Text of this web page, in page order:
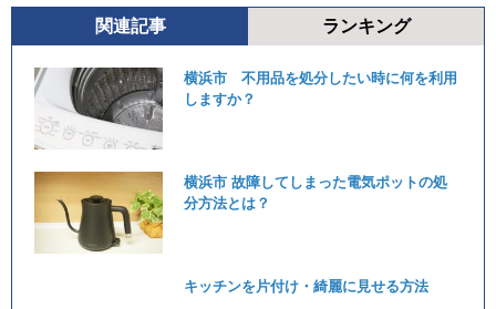
関連記事 ランキング
横浜市 不用品を処分したい時に何を利用
しますか？
横浜市 故障してしまった電気ポットの処
分方法とは？
キッチンを片付け・綺麗に見せる方法